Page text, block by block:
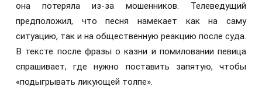
она потеряла из-за мошенников. Телеведущий
предположил, что песня намекает как на саму
ситуацию, так и на общественную реакцию после суда.
В тексте после фразы о казни и помиловании певица
спрашивает, где нужно поставить запятую, чтобы
«подыгрывать ликующей толпе».